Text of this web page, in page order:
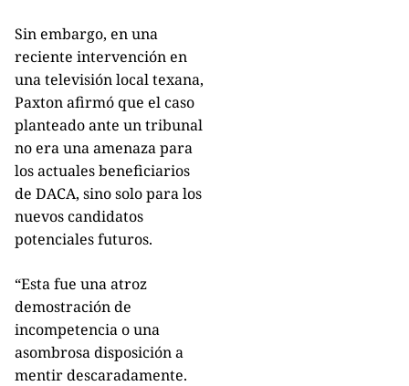
Sin embargo, en una
reciente intervención en
una televisión local texana,
Paxton afirmó que el caso
planteado ante un tribunal
no era una amenaza para
los actuales beneficiarios
de DACA, sino solo para los
nuevos candidatos
potenciales futuros.
“Esta fue una atroz
demostración de
incompetencia o una
asombrosa disposición a
mentir descaradamente.